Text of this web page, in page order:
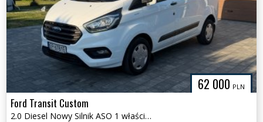
62 000 PLN
Ford Transit Custom
2.0 Diesel Nowy Silnik ASO 1 właściciel